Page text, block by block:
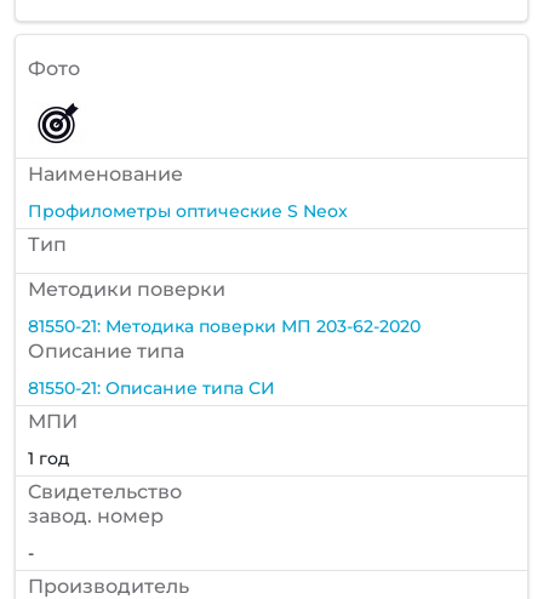
Фото
Наименование
Профилометры оптические S Neox
Тип
Методики поверки
81550-21: Методика поверки МП 203-62-2020
Описание типа
81550-21: Описание типа СИ
МПИ
1 год
Cвидетельство
завод. номер
-
Производитель